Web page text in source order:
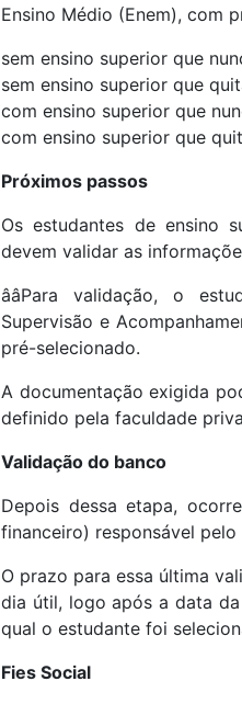
Ensino Médio (Enem), com
sem ensino superior que
sem ensino superior que
com ensino superior que
com ensino superior que
Próximos passos
Os estudantes de ensino
devem validar as
ââPara validação, o
Supervisão e
pré-selecionado.
A documentação exigida
definido pela faculdade
Validação do banco
Depois dessa etapa,
financeiro) responsável
O prazo para essa última
dia útil, logo após a data
qual o estudante foi
Fies Social